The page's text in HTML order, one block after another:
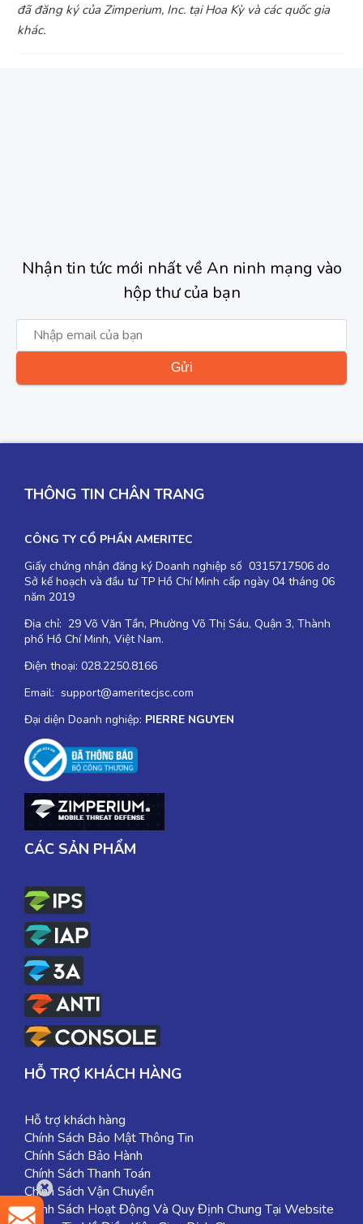
đã đăng ký của Zimperium, Inc. tại Hoa Kỳ và các quốc gia
khác.
Nhận tin tức mới nhất về An ninh mạng vào
hộp thư của bạn
THÔNG TIN CHÂN TRANG
CÔNG TY CỔ PHẦN AMERITEC
Giấy chứng nhận đăng ký Doanh nghiệp số 0315717506 do
Sở kế hoạch và đầu tư TP Hồ Chí Minh cấp ngày 04 tháng 06
năm 2019
Địa chỉ: 29 Võ Văn Tần, Phường Võ Thị Sáu, Quận 3, Thành
phố Hồ Chí Minh, Việt Nam.
Điện thoại: 028.2250.8166
Email: support@ameritecjsc.com
Đại diện Doanh nghiệp: PIERRE NGUYEN
CÁC SẢN PHẨM
HỖ TRỢ KHÁCH HÀNG
Hỗ trợ khách hàng
Chính Sách Bảo Mật Thông Tin
Chính Sách Bảo Hành
Chính Sách Thanh Toán
Chính Sách Vận Chuyển
Chính Sách Hoạt Động Và Quy Định Chung Tại Website